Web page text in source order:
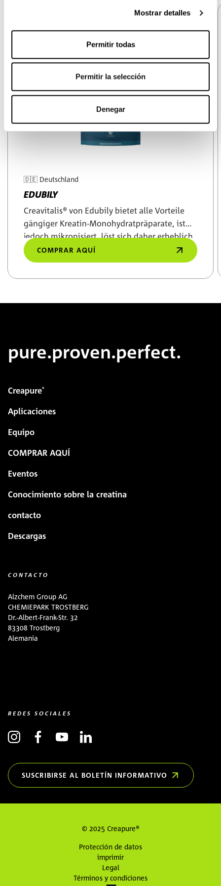
Mostrar detalles
Permitir todas
Permitir la selección
Denegar
🇩🇪 Deutschland
EDUBILY
Creavitalis® von Edubily bietet alle Vorteile
gängiger Kreatin-Monohydratpräparate, ist
jedoch mikronisiert, löst sich daher erheblich
besser auf.
COMPRAR AQUÍ
pure.proven.perfect.
Creapure®
Aplicaciones
Equipo
COMPRAR AQUÍ
Eventos
Conocimiento sobre la creatina
contacto
Descargas
CONTACTO
Alzchem Group AG
CHEMIEPARK TROSTBERG
Dr.-Albert-Frank-Str. 32
83308 Trostberg
Alemania
REDES SOCIALES
SUSCRIBIRSE AL BOLETÍN INFORMATIVO
(OPENS IN NEW WINDOW)
© 2025 Creapure®
Protección de datos
imprimir
Legal
Términos y condiciones